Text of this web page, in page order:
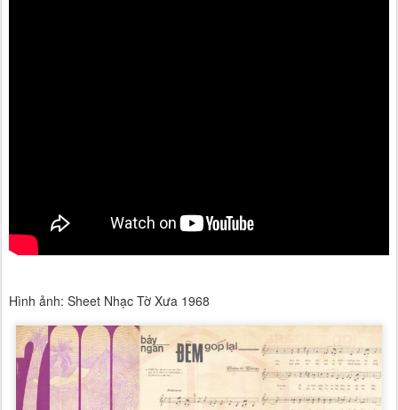
Hình ảnh: Sheet Nhạc Tờ Xưa 1968